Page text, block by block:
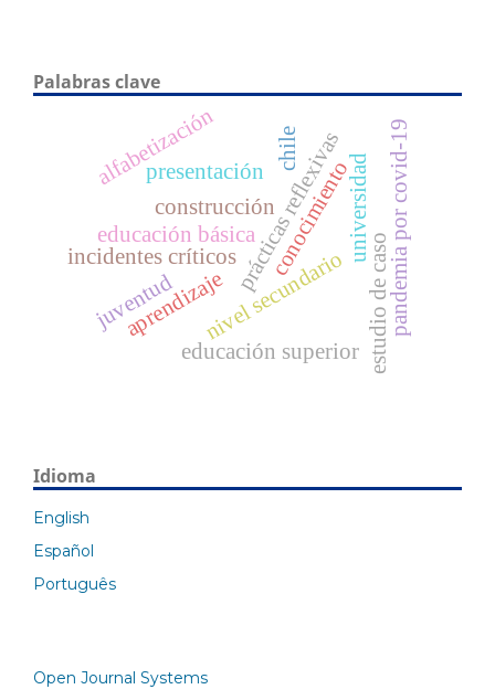
Palabras clave
presentaciónprácticas reflexivas
incidentes críticosnivel secundario
educación básica
aprendizaje
conocimiento
construcción universidad
estudio de casopandemia por covid-19
chile
educación superior
juventud
alfabetización
Idioma
English
Español
Português
Open Journal Systems